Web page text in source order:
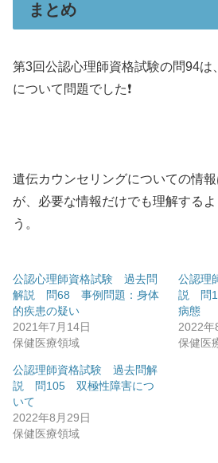
まとめ
第3回公認心理師資格試験の問94は、
について問題でした❗️
遺伝カウンセリングについての情
が、必要な情報だけでも理解する
う。
公認心理師資格試験 過去問
解説 問68 事例問題：身体
的疾患の疑い
2021年7月14日
保健医療領域
公認理
説 問
病態
2022年
保健医
公認理師資格試験 過去問解
説 問105 双極性障害につ
いて
2022年8月29日
保健医療領域